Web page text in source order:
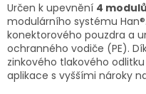
Určen k upevnění 4
modulárního systému
konektorového pouzdra a
ochranného vodiče (PE).
zinkového tlakového
aplikace s vyššími nároky